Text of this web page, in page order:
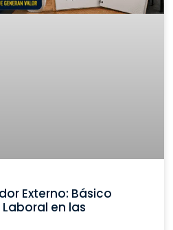
Externo: Básico
en las